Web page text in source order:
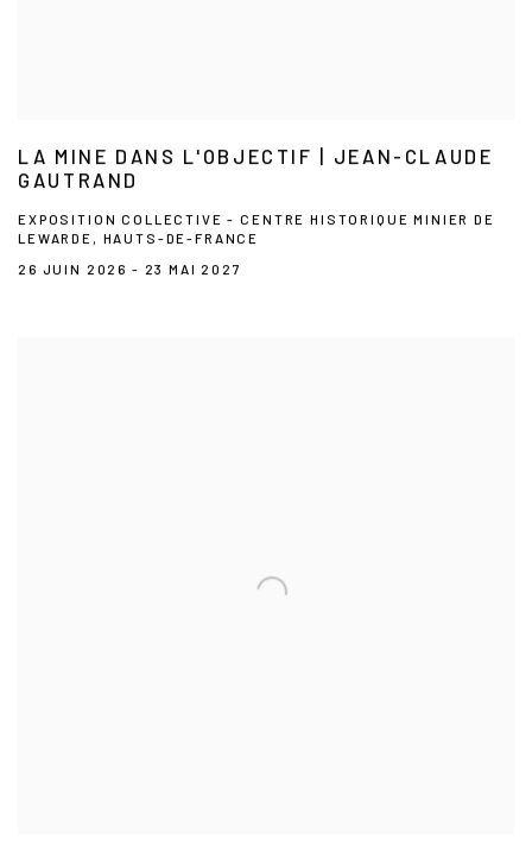
LA MINE DANS L'OBJECTIF | JEAN-CLAUDE
GAUTRAND
EXPOSITION COLLECTIVE - CENTRE HISTORIQUE MINIER DE
LEWARDE, HAUTS-DE-FRANCE
26 JUIN 2026 - 23 MAI 2027